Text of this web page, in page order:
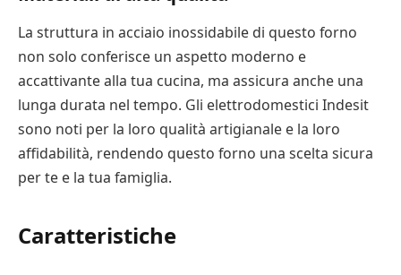
La struttura in acciaio inossidabile di questo forno
non solo conferisce un aspetto moderno e
accattivante alla tua cucina, ma assicura anche una
lunga durata nel tempo. Gli elettrodomestici Indesit
sono noti per la loro qualità artigianale e la loro
affidabilità, rendendo questo forno una scelta sicura
per te e la tua famiglia.
Caratteristiche